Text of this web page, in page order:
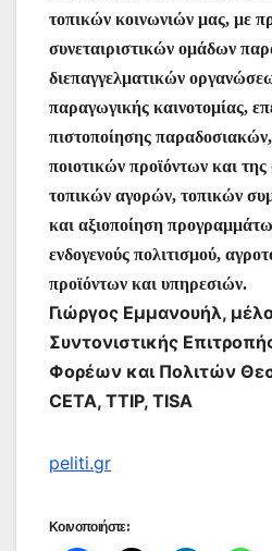
τοπικών κοινωνιών μας, με
συνεταιριστικών ομάδων
διεπαγγελματικών
παραγωγικής καινοτομίας,
πιστοποίησης
ποιοτικών προϊόντων και
τοπικών αγορών, τοπικών
και αξιοποίηση
ενδογενούς πολιτισμού,
προϊόντων και υπηρεσιών.
Γιώργος Εμμανουήλ,
Συντονιστικής
Φορέων και Πολιτών
CETA, TTIP, TISA
peliti.gr
Κοινοποιήστε: